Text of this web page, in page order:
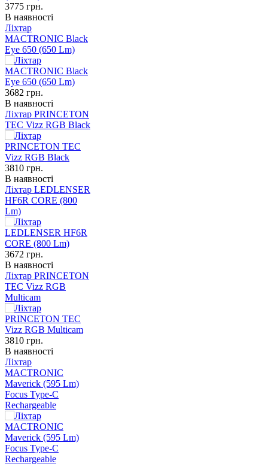
3775 грн.
В наявності
Ліхтар
MACTRONIC Black
Eye 650 (650 Lm)
3682 грн.
В наявності
Ліхтар PRINCETON
TEC Vizz RGB Black
3810 грн.
В наявності
Ліхтар LEDLENSER
HF6R CORE (800
Lm)
3672 грн.
В наявності
Ліхтар PRINCETON
TEC Vizz RGB
Multicam
3810 грн.
В наявності
Ліхтар
MACTRONIC
Maverick (595 Lm)
Focus Type-C
Rechargeable